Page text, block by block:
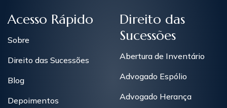
Acesso Rápido
Sobre
Direito das Sucessões
Blog
Depoimentos
Direito das
Sucessões
Abertura de Inventário
Advogado Espólio
Advogado Herança